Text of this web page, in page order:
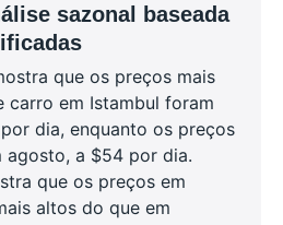
sazonal baseada
que os preços mais
carro em Istambul foram
dia, enquanto os preços
agosto, a $54 por dia.
que os preços em
altos do que em